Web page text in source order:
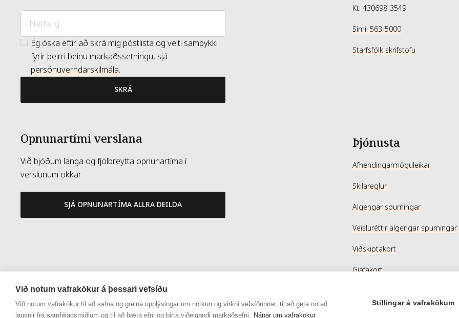
Ég óska eftir að skrá mig póstlista og veiti samþykki
fyrir þeirri beinu markaðssetningu, sjá
persónuverndarskilmála.
SKRÁ
Opnunartími verslana
Við bjóðum langa og fjölbreytta opnunartíma í
verslunum okkar
SJÁ OPNUNARTÍMA ALLRA DEILDA
Kt. 430698-3549
Sími: 563-5000
Starfsfólk skrifstofu
Þjónusta
Afhendingarmöguleikar
Skilareglur
Algengar spurningar
Veisluréttir algengar spurningar
Viðskiptakort
Gjafakort
Við notum vafrakökur á þessari vefsíðu
Við notum vafrakökur til að safna og greina upplýsingar um notkun og virkni vefsíðunnar, til að geta notað
lausnir frá samfélagsmiðlum og til að bæta efni og birta viðeigandi markaðsefni. Nánar um vafrakökur
Stillingar á vafrakökum